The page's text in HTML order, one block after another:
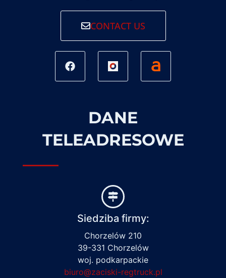
CONTACT US
DANE
TELEADRESOWE
Siedziba firmy:
Chorzelów 210
39-331 Chorzelów
woj. podkarpackie
biuro@zaciski-regtruck.pl